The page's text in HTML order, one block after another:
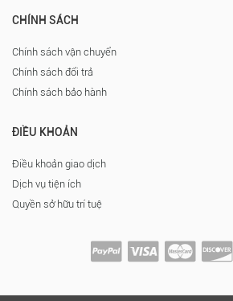
CHÍNH SÁCH
Chính sách vận chuyển
Chính sách đổi trả
Chính sách bảo hành
ĐIỀU KHOẢN
Điều khoản giao dịch
Dịch vụ tiện ích
Quyền sở hữu trí tuệ